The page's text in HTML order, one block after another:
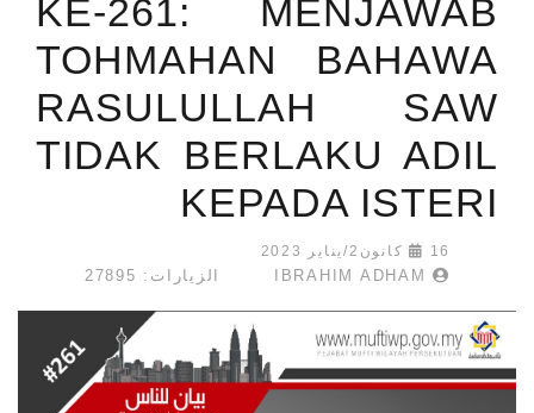
KE-261: MENJAWAB
TOHMAHAN BAHAWA
RASULULLAH SAW
TIDAK BERLAKU ADIL
KEPADA ISTERI
16 كانون2/يناير 2023
IBRAHIM ADHAM الزيارات: 27895